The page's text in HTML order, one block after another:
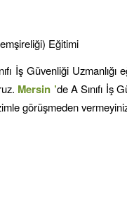
Eğitimi
İş Güvenliği Uzmanlığı
Mersin ’de A Sınıfı İş
görüşmeden